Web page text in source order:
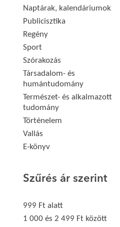
Naptárak, kalendáriumok
Publicisztika
Regény
Sport
Szórakozás
Társadalom- és
humántudomány
Természet- és alkalmazott
tudomány
Történelem
Vallás
E-könyv
Szűrés ár szerint
999 Ft alatt
1 000 és 2 499 Ft között